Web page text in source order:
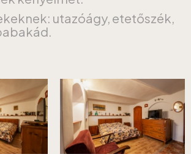
utazóágy, etetőszék,